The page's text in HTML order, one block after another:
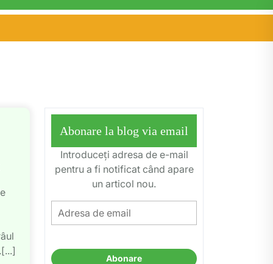
Abonare la blog via email
Introduceți adresa de e-mail
pentru a fi notificat când apare
un articol nou.
Adresa
de
Abonare